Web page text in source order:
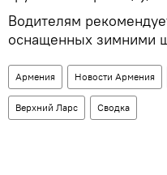
Водителям
оснащенных зимними
Армения Новости Армения
Верхний Ларс Сводка